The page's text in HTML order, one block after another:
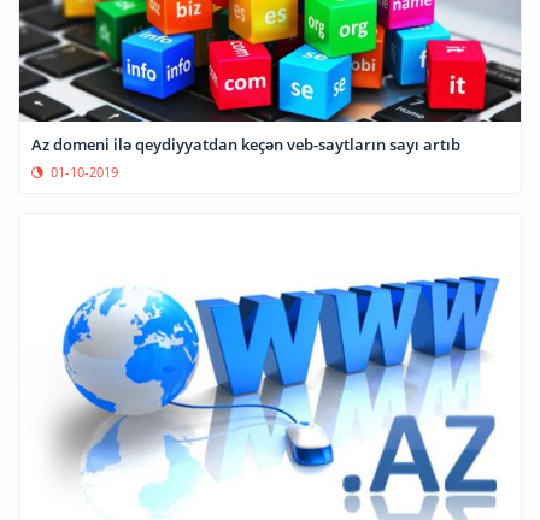
Az domeni ilə qeydiyyatdan keçən veb-saytların sayı artıb
01-10-2019